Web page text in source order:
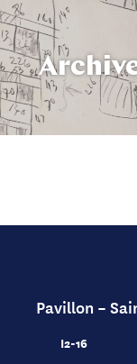
Pavillon –
I2-16